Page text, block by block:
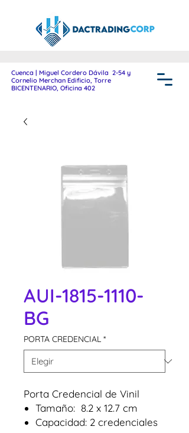
Cuenca | Miguel Cordero Dávila 2-54 y
Cornelio Merchan Edificio, Torre
BICENTENARIO, Oficina 402
AUI-1815-1110-
BG
PORTA CREDENCIAL *
Porta Credencial de Vinil
Tamaño: 8.2 x 12.7 cm
Capacidad: 2 credenciales